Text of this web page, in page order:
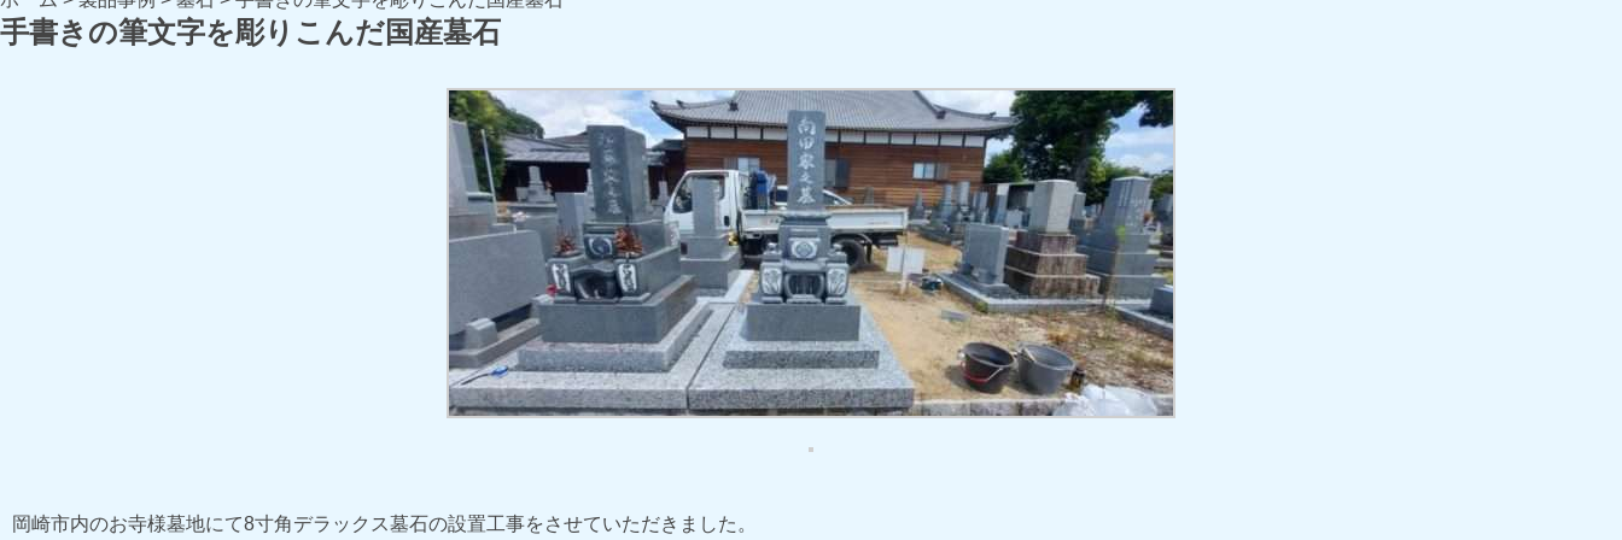
手書きの筆文字を彫りこんだ国産墓石
岡崎市内のお寺様墓地にて8寸角デラックス墓石の設置工事をさせていただきました。